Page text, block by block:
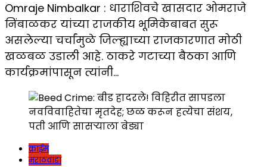
Omraje Nimbalkar : धाराशिवचे खासदार ओमराजे
निंबाळकर यांच्या राजकीय भूमिकेबाबत सुरू
असलेल्या चर्चांमुळे जिल्ह्याच्या राजकारणात मोठी
खळबळ उडाली आहे. ठाकरे गटाच्या बैठका आणि
कार्यक्रमांपासून त्यांनी…
क्राईम
मराठवाडा